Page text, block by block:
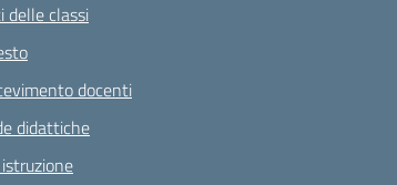
delle classi
docenti
didattiche